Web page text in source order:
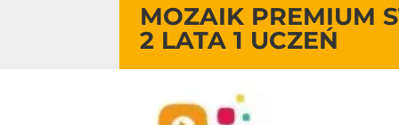
MOZAIK PREMIUM
2 LATA 1 UCZEŃ